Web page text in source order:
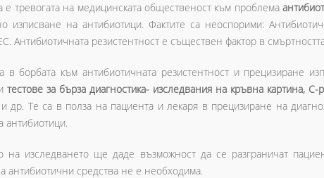
е тревогата на медицинската общественост към проблема
изписване на антибиотици. Фактите са неоспорими:
Антибиотичната резистентност e съществен фактор в
в борбата към антибиотичната резистентност и прецизиране
тестове за бърза диагностика- изследвания на кръвна картина,
и др. Те са в полза на пациента и лекаря в прецизиране на
антибиотици.
на изследването ще даде възможност да се разграничат
антибиотични средства не е необходима.